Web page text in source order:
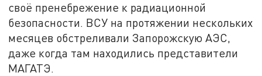
своё пренебрежение к радиационной
безопасности. ВСУ на протяжении нескольких
месяцев обстреливали Запорожскую АЭС,
даже когда там находились представители
МАГАТЭ.